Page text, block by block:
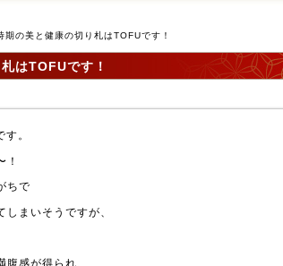
の美と健康の切り札はTOFUです！
はTOFUです！
。
！
ちで
まいそうですが、
感が得られ、